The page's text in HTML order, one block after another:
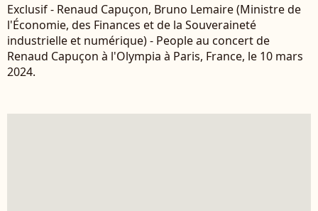
Exclusif - Renaud Capuçon, Bruno Lemaire (Ministre de
l'Économie, des Finances et de la Souveraineté
industrielle et numérique) - People au concert de
Renaud Capuçon à l'Olympia à Paris, France, le 10 mars
2024.